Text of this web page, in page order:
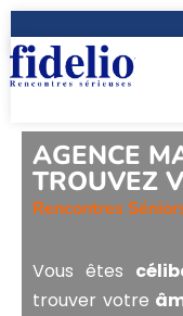
AGENCE
TROUVEZ
Rencontres
Vous êtes
trouver votre